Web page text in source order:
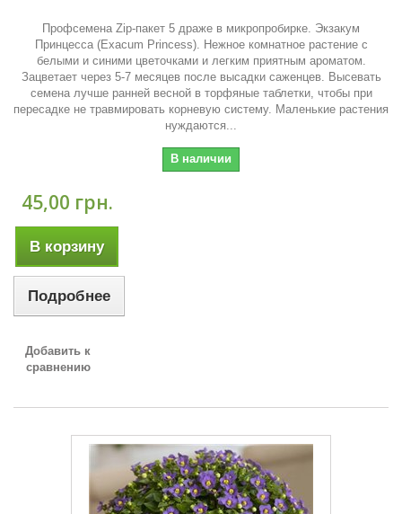
Профсемена Zip-пакет 5 драже в микропробирке. Экзакум
Принцесса (Exacum Princess). Нежное комнатное растение с
белыми и синими цветочками и легким приятным ароматом.
Зацветает через 5-7 месяцев после высадки саженцев. Высевать
семена лучше ранней весной в торфяные таблетки, чтобы при
пересадке не травмировать корневую систему. Маленькие растения
нуждаются...
В наличии
45,00 грн.
В корзину
Подробнее
Добавить к
сравнению